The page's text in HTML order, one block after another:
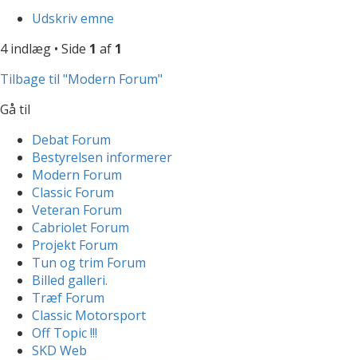
Udskriv emne
4 indlæg • Side 1 af 1
Tilbage til "Modern Forum"
Gå til
Debat Forum
Bestyrelsen informerer
Modern Forum
Classic Forum
Veteran Forum
Cabriolet Forum
Projekt Forum
Tun og trim Forum
Billed galleri.
Træf Forum
Classic Motorsport
Off Topic !!!
SKD Web